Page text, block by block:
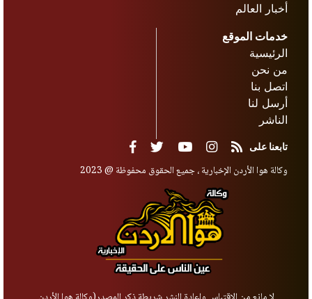
أخبار العالم
خدمات الموقع
الرئيسية
من نحن
اتصل بنا
أرسل لنا
الناشر
تابعنا على
وكالة هوا الأردن الإخبارية ، جميع الحقوق محفوظة @ 2023